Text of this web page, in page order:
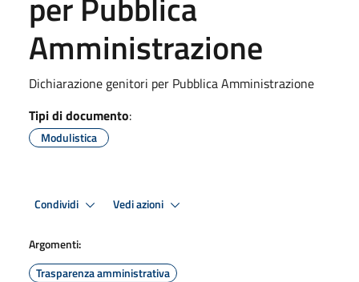
Amministrazione
Dichiarazione genitori per Pubblica Amministrazione
Tipi di documento:
Modulistica
Condividi Vedi azioni
Argomenti:
Trasparenza amministrativa